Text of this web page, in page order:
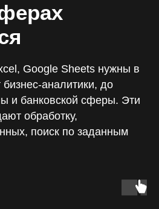
Google Sheets нужны в
аналитики, до
и банковской сферы. Эти
обработку,
поиск по заданным